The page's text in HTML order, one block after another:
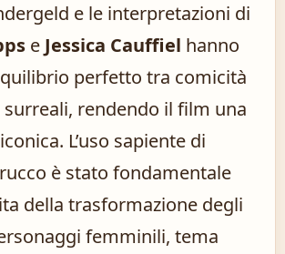
e le interpretazioni di
e Jessica Cauffiel hanno
perfetto tra comicità
surreali, rendendo il film una
L’uso sapiente di
è stato fondamentale
della trasformazione degli
femminili, tema